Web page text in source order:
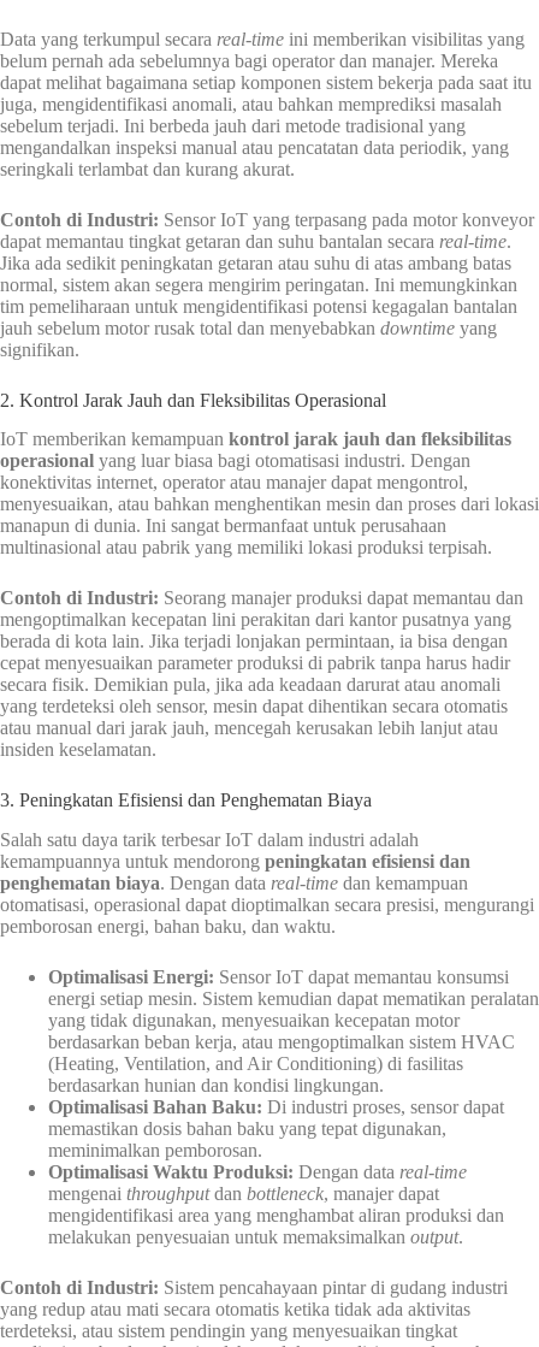
Data yang terkumpul secara real-time ini memberikan visibilitas yang
belum pernah ada sebelumnya bagi operator dan manajer. Mereka
dapat melihat bagaimana setiap komponen sistem bekerja pada saat itu
juga, mengidentifikasi anomali, atau bahkan memprediksi masalah
sebelum terjadi. Ini berbeda jauh dari metode tradisional yang
mengandalkan inspeksi manual atau pencatatan data periodik, yang
seringkali terlambat dan kurang akurat.
Contoh di Industri: Sensor IoT yang terpasang pada motor konveyor
dapat memantau tingkat getaran dan suhu bantalan secara real-time.
Jika ada sedikit peningkatan getaran atau suhu di atas ambang batas
normal, sistem akan segera mengirim peringatan. Ini memungkinkan
tim pemeliharaan untuk mengidentifikasi potensi kegagalan bantalan
jauh sebelum motor rusak total dan menyebabkan downtime yang
signifikan.
2. Kontrol Jarak Jauh dan Fleksibilitas Operasional
IoT memberikan kemampuan kontrol jarak jauh dan fleksibilitas
operasional yang luar biasa bagi otomatisasi industri. Dengan
konektivitas internet, operator atau manajer dapat mengontrol,
menyesuaikan, atau bahkan menghentikan mesin dan proses dari lokasi
manapun di dunia. Ini sangat bermanfaat untuk perusahaan
multinasional atau pabrik yang memiliki lokasi produksi terpisah.
Contoh di Industri: Seorang manajer produksi dapat memantau dan
mengoptimalkan kecepatan lini perakitan dari kantor pusatnya yang
berada di kota lain. Jika terjadi lonjakan permintaan, ia bisa dengan
cepat menyesuaikan parameter produksi di pabrik tanpa harus hadir
secara fisik. Demikian pula, jika ada keadaan darurat atau anomali
yang terdeteksi oleh sensor, mesin dapat dihentikan secara otomatis
atau manual dari jarak jauh, mencegah kerusakan lebih lanjut atau
insiden keselamatan.
3. Peningkatan Efisiensi dan Penghematan Biaya
Salah satu daya tarik terbesar IoT dalam industri adalah
kemampuannya untuk mendorong peningkatan efisiensi dan
penghematan biaya. Dengan data real-time dan kemampuan
otomatisasi, operasional dapat dioptimalkan secara presisi, mengurangi
pemborosan energi, bahan baku, dan waktu.
Optimalisasi Energi: Sensor IoT dapat memantau konsumsi
energi setiap mesin. Sistem kemudian dapat mematikan peralatan
yang tidak digunakan, menyesuaikan kecepatan motor
berdasarkan beban kerja, atau mengoptimalkan sistem HVAC
(Heating, Ventilation, and Air Conditioning) di fasilitas
berdasarkan hunian dan kondisi lingkungan.
Optimalisasi Bahan Baku: Di industri proses, sensor dapat
memastikan dosis bahan baku yang tepat digunakan,
meminimalkan pemborosan.
Optimalisasi Waktu Produksi: Dengan data real-time
mengenai throughputdan bottleneck, manajer dapat
mengidentifikasi area yang menghambat aliran produksi dan
melakukan penyesuaian untuk memaksimalkan output.
Contoh di Industri: Sistem pencahayaan pintar di gudang industri
yang redup atau mati secara otomatis ketika tidak ada aktivitas
terdeteksi, atau sistem pendingin yang menyesuaikan tingkat